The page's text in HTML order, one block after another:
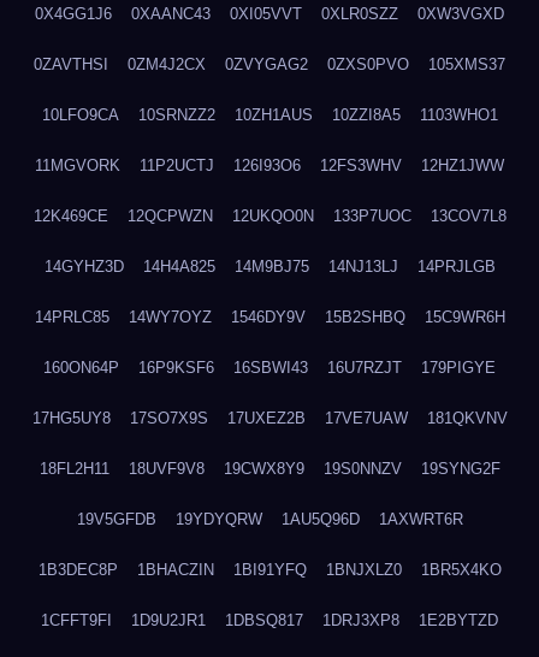
0X4GG1J6 0XAANC43 0XI05VVT 0XLR0SZZ 0XW3VGXD
0ZAVTHSI 0ZM4J2CX 0ZVYGAG2 0ZXS0PVO 105XMS37
10LFO9CA 10SRNZZ2 10ZH1AUS 10ZZI8A5 1103WHO1
11MGVORK 11P2UCTJ 126I93O6 12FS3WHV 12HZ1JWW
12K469CE 12QCPWZN 12UKQO0N 133P7UOC 13COV7L8
14GYHZ3D 14H4A825 14M9BJ75 14NJ13LJ 14PRJLGB
14PRLC85 14WY7OYZ 1546DY9V 15B2SHBQ 15C9WR6H
160ON64P 16P9KSF6 16SBWI43 16U7RZJT 179PIGYE
17HG5UY8 17SO7X9S 17UXEZ2B 17VE7UAW 181QKVNV
18FL2H11 18UVF9V8 19CWX8Y9 19S0NNZV 19SYNG2F
19V5GFDB 19YDYQRW 1AU5Q96D 1AXWRT6R
1B3DEC8P 1BHACZIN 1BI91YFQ 1BNJXLZ0 1BR5X4KO
1CFFT9FI 1D9U2JR1 1DBSQ817 1DRJ3XP8 1E2BYTZD